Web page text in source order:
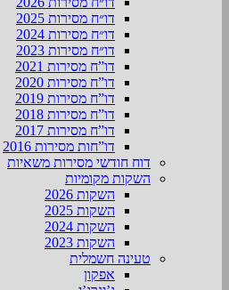
דו״ח מסירות 2025
דו״ח מסירות 2024
דו״ח מסירות 2023
דו”ח מסירות 2021
דו”ח מסירות 2020
דו”ח מסירות 2019
דו”ח מסירות 2018
דו”ח מסירות 2017
דו”חות מסירות 2016
דוח חודשי מסירות משאיות
השקות מקומיות
השקות 2026
השקות 2025
השקות 2024
השקות 2023
טעינה חשמלית
אפקון